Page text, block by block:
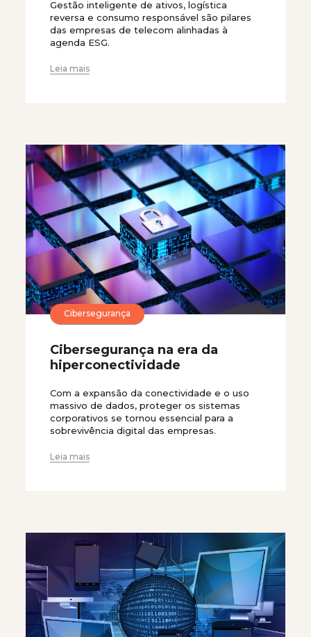
Gestão inteligente de ativos, logística
reversa e consumo responsável são pilares
das empresas de telecom alinhadas à
agenda ESG.
Leia mais
Cibersegurança
Cibersegurança na era da
hiperconectividade
Com a expansão da conectividade e o uso
massivo de dados, proteger os sistemas
corporativos se tornou essencial para a
sobrevivência digital das empresas.
Leia mais